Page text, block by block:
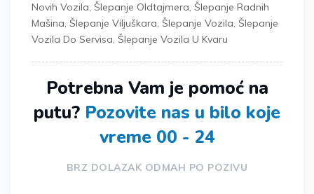
Novih Vozila, Šlepanje Oldtajmera, Šlepanje Radnih
Mašina, Šlepanje Viljuškara, Šlepanje Vozila, Šlepanje
Vozila Do Servisa, Šlepanje Vozila U Kvaru
Potrebna Vam je pomoć na
putu? Pozovite nas u bilo koje
vreme 00 - 24
BRZ DOLAZAK ODMAH PO POZIVU